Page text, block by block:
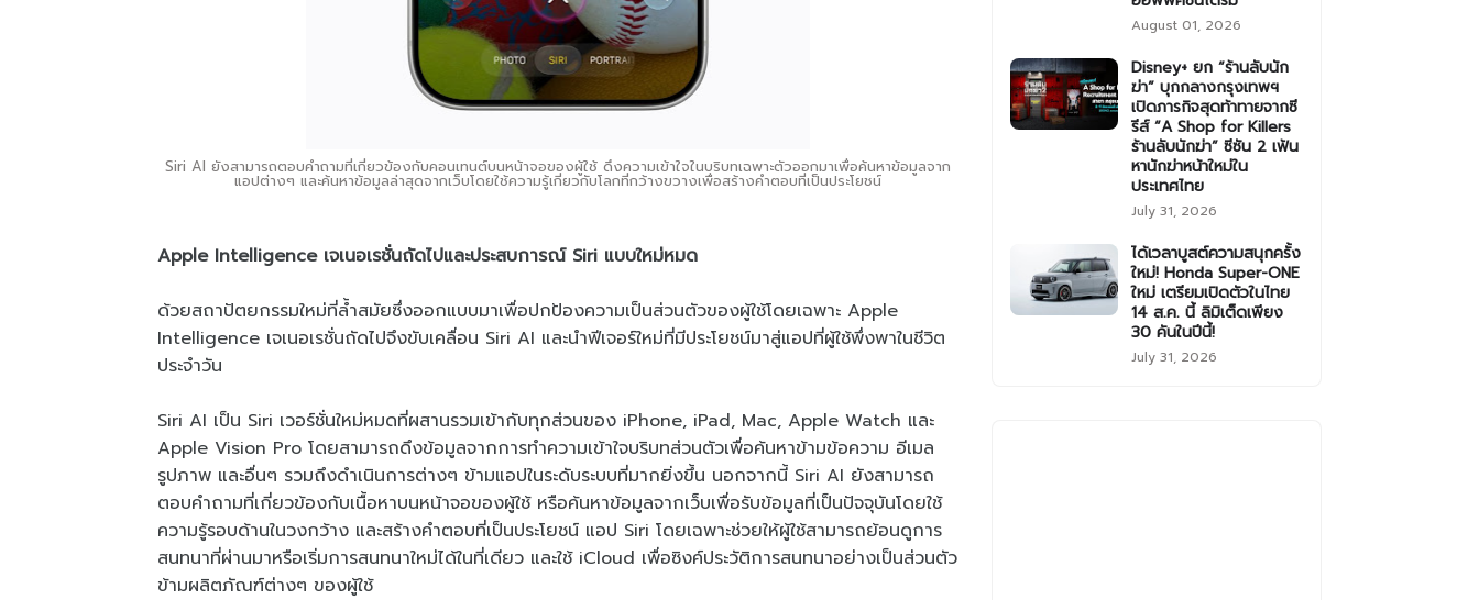
Siri AI ยังสามารถตอบคำถามที่เกี่ยวข้องกับคอนเทนต์บนหน้าจอของผู้ใช้ ดึงความเข้าใจในบริบทเฉพาะตัวออกมาเพื่อค้นหาข้อมูลจาก
แอปต่างๆ และค้นหาข้อมูลล่าสุดจากเว็บโดยใช้ความรู้เกี่ยวกับโลกที่กว้างขวางเพื่อสร้างคำตอบที่เป็นประโยชน์
Apple Intelligence เจเนอเรชั่นถัดไปและประสบการณ์ Siri แบบใหม่หมด
ด้วยสถาปัตยกรรมใหม่ที่ล้ำสมัยซึ่งออกแบบมาเพื่อปกป้องความเป็นส่วนตัวของผู้ใช้โดยเฉพาะ Apple
Intelligence เจเนอเรชั่นถัดไปจึงขับเคลื่อน Siri AI และนำฟีเจอร์ใหม่ที่มีประโยชน์มาสู่แอปที่ผู้ใช้พึ่งพาในชีวิต
ประจำวัน
Siri AI เป็น Siri เวอร์ชั่นใหม่หมดที่ผสานรวมเข้ากับทุกส่วนของ iPhone, iPad, Mac, Apple Watch และ
Apple Vision Pro โดยสามารถดึงข้อมูลจากการทำความเข้าใจบริบทส่วนตัวเพื่อค้นหาข้ามข้อความ อีเมล
รูปภาพ และอื่นๆ รวมถึงดำเนินการต่างๆ ข้ามแอปในระดับระบบที่มากยิ่งขึ้น นอกจากนี้ Siri AI ยังสามารถ
ตอบคำถามที่เกี่ยวข้องกับเนื้อหาบนหน้าจอของผู้ใช้ หรือค้นหาข้อมูลจากเว็บเพื่อรับข้อมูลที่เป็นปัจจุบันโดยใช้
ความรู้รอบด้านในวงกว้าง และสร้างคำตอบที่เป็นประโยชน์ แอป Siri โดยเฉพาะช่วยให้ผู้ใช้สามารถย้อนดูการ
สนทนาที่ผ่านมาหรือเริ่มการสนทนาใหม่ได้ในที่เดียว และใช้ iCloud เพื่อซิงค์ประวัติการสนทนาอย่างเป็นส่วนตัว
ข้ามผลิตภัณฑ์ต่างๆ ของผู้ใช้
August 01, 2026
Disney+ ยก “ร้านลับนัก
ฆ่า” บุกกลางกรุงเทพฯ
เปิดภารกิจสุดท้าทายจากซี
รีส์ “A Shop for Killers
ร้านลับนักฆ่า” ซีซัน 2 เฟ้น
หานักฆ่าหน้าใหม่ใน
ประเทศไทย
July 31, 2026
ได้เวลาบูสต์ความสนุกครั้ง
ใหม่! Honda Super-ONE
ใหม่ เตรียมเปิดตัวในไทย
14 ส.ค. นี้ ลิมิเต็ดเพียง
30 คันในปีนี้!
July 31, 2026